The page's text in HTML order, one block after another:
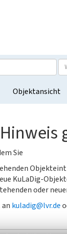
Objektansicht
Sie
KuLaDig-
oder
kuladig@lvr.de